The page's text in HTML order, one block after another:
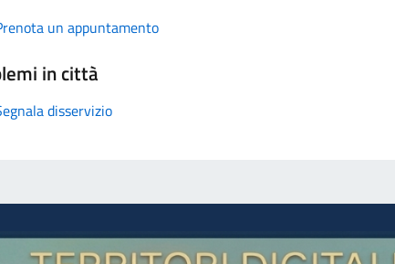
un appuntamento
in città
disservizio